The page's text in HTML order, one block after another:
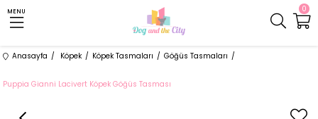
0
MENU
Anasayfa Köpek Köpek Tasmaları Göğüs Tasmaları
Puppia Gianni Lacivert Köpek Göğüs Tasması